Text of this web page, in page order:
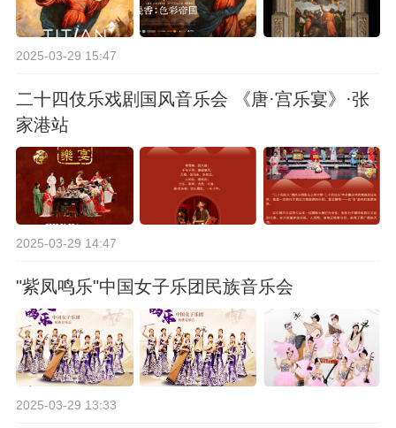
2025-03-29 15:47
二十四伎乐戏剧国风音乐会 《唐·宫乐宴》·张
家港站
2025-03-29 14:47
"紫凤鸣乐"中国女子乐团民族音乐会
2025-03-29 13:33